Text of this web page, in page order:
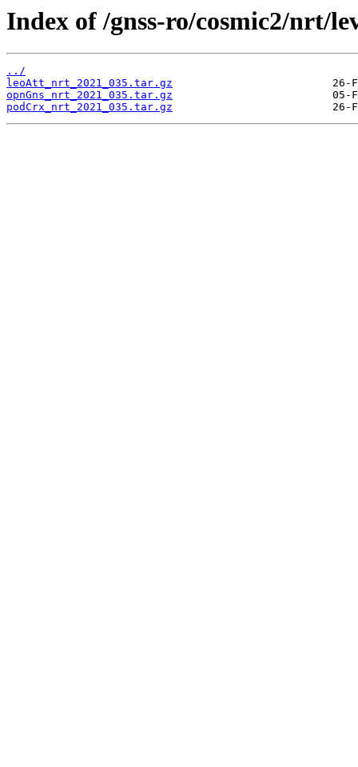
Index of /gnss-ro/cosmic2/nrt/
../
leoAtt_nrt_2021_035.tar.gz
opnGns_nrt_2021_035.tar.gz
podCrx_nrt_2021_035.tar.gz